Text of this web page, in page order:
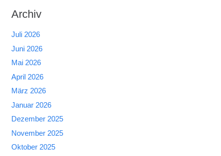
Archiv
Juli 2026
Juni 2026
Mai 2026
April 2026
März 2026
Januar 2026
Dezember 2025
November 2025
Oktober 2025